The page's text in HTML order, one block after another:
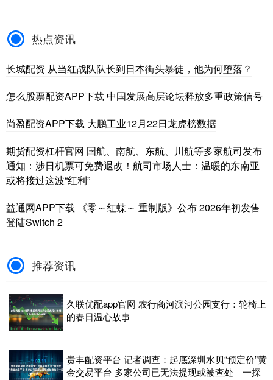
热点资讯
长城配资 从当红战队队长到日本街头暴徒，他为何堕落？
怎么股票配资APP下载 中国发展高层论坛释放多重政策信号
尚盈配资APP下载 大鹏工业12月22日龙虎榜数据
期货配资杠杆官网 国航、南航、东航、川航等多家航司发布
通知：涉日机票可免费退改！航司市场人士：温暖的东南亚
或将接过这波“红利”
益通网APP下载 《零～红蝶～ 重制版》公布 2026年初发售
登陆Switch 2
推荐资讯
久联优配app官网 农行商河滨河公园支行：轮椅上
的春日温心故事
贵丰配资平台 记者调查：起底深圳水贝“预定价”黄
金交易平台 多家公司已无法提现或被查处｜一探